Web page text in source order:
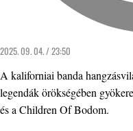
2025. 09. 04. / 23:50
A kaliforniai banda
legendák örökségében
és a Children Of Bodom.